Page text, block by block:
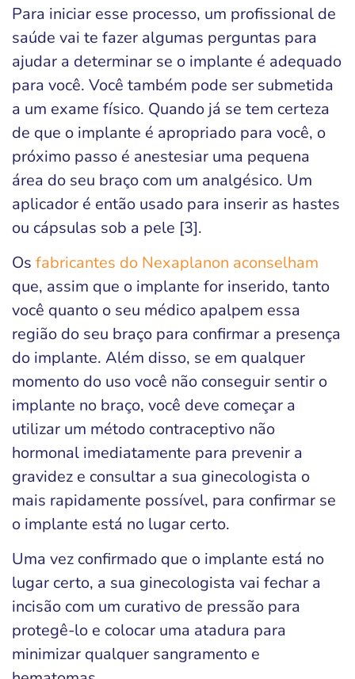
Para iniciar esse processo, um profissional de
saúde vai te fazer algumas perguntas para
ajudar a determinar se o implante é adequado
para você. Você também pode ser submetida
a um exame físico. Quando já se tem certeza
de que o implante é apropriado para você, o
próximo passo é anestesiar uma pequena
área do seu braço com um analgésico. Um
aplicador é então usado para inserir as hastes
ou cápsulas sob a pele [3].
Os fabricantes do Nexaplanon aconselham
que, assim que o implante for inserido, tanto
você quanto o seu médico apalpem essa
região do seu braço para confirmar a presença
do implante. Além disso, se em qualquer
momento do uso você não conseguir sentir o
implante no braço, você deve começar a
utilizar um método contraceptivo não
hormonal imediatamente para prevenir a
gravidez e consultar a sua ginecologista o
mais rapidamente possível, para confirmar se
o implante está no lugar certo.
Uma vez confirmado que o implante está no
lugar certo, a sua ginecologista vai fechar a
incisão com um curativo de pressão para
protegê-lo e colocar uma atadura para
minimizar qualquer sangramento e